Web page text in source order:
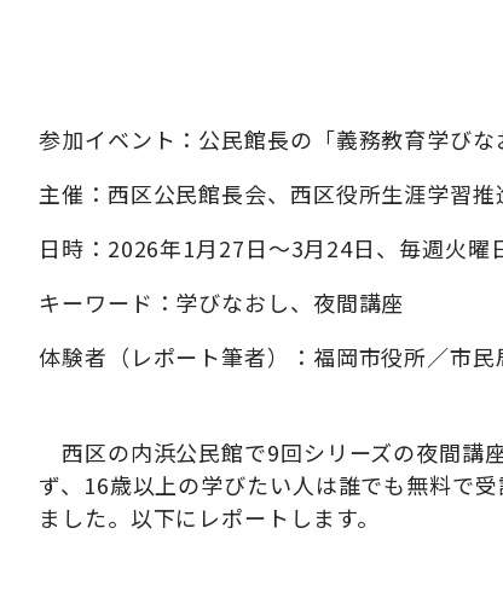
参加イベント：公民館長の「義務教育学びな
主催：西区公民館長会、西区役所生涯学習推
日時：2026年1月27日～3月24日、毎週火曜
キーワード：学びなおし、夜間講座
体験者（レポート筆者）：福岡市役所／市
西区の内浜公民館で9回シリーズの夜間講
ず、16歳以上の学びたい人は誰でも無料で
ました。以下にレポートします。